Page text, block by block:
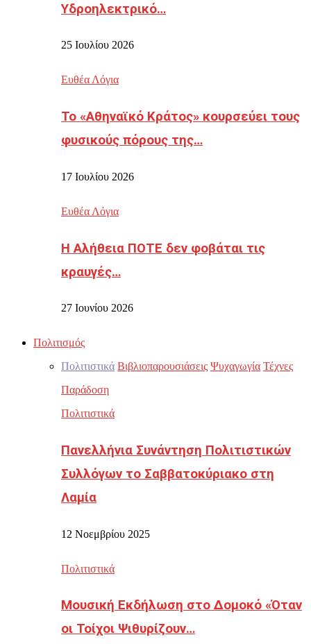
Υδροηλεκτρικό…
25 Ιουλίου 2026
Ευθέα Λόγια
Το «Αθηναϊκό Κράτος» κουρσεύει τους
φυσικούς πόρους της…
17 Ιουλίου 2026
Ευθέα Λόγια
Η Αλήθεια ΠΟΤΕ δεν φοβάται τις
κραυγές…
27 Ιουνίου 2026
Πολιτισμός
Πολιτιστικά Βιβλιοπαρουσιάσεις Ψυχαγωγία Τέχνες
Παράδοση
Πολιτιστικά
Πανελλήνια Συνάντηση Πολιτιστικών
Συλλόγων το Σαββατοκύριακο στη
Λαμία
12 Νοεμβρίου 2025
Πολιτιστικά
Μουσική Εκδήλωση στο Δομοκό «Όταν
οι Τοίχοι Ψιθυρίζουν…